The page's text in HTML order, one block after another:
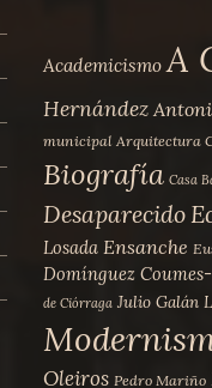
Academicismo A
Hernández
municipal Arquitectura
Biografía Casa
Desaparecido
Losada Ensanche
Domínguez
de Ciórraga Julio Galán
Oleiros Pedro Mariño